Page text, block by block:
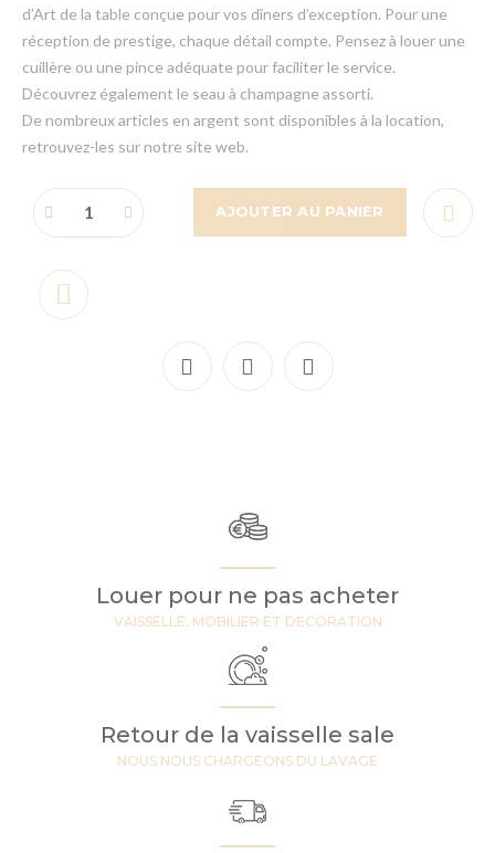
d’Art de la table conçue pour vos dîners d’exception. Pour une
réception de prestige, chaque détail compte. Pensez à louer une
cuillère ou une pince adéquate pour faciliter le service.
Découvrez également le seau à champagne assorti.
De nombreux articles en argent sont disponibles à la location,
retrouvez-les sur notre site web.
AJOUTER AU PANIER
Louer pour ne pas acheter
VAISSELLE, MOBILIER ET DECORATION
Retour de la vaisselle sale
NOUS NOUS CHARGEONS DU LAVAGE